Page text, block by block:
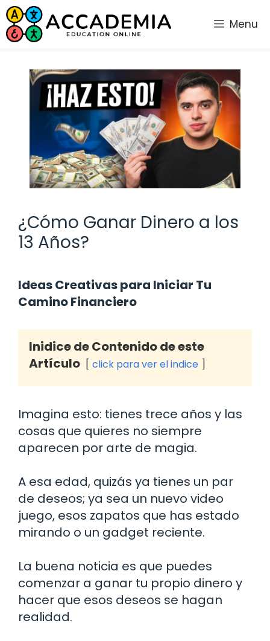
Saltar
al
contenido
Menu
¿Cómo Ganar Dinero a los
13 Años?
Ideas Creativas para Iniciar Tu
Camino Financiero
Inidice de Contenido de este
Artículo
click para ver el indice
Imagina esto: tienes trece años y las
cosas que quieres no siempre
aparecen por arte de magia.
A esa edad, quizás ya tienes un par
de deseos; ya sea un nuevo video
juego, esos zapatos que has estado
mirando o un gadget reciente.
La buena noticia es que puedes
comenzar a ganar tu propio dinero y
hacer que esos deseos se hagan
realidad.